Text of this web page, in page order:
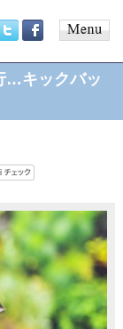
menu
…キックバッ